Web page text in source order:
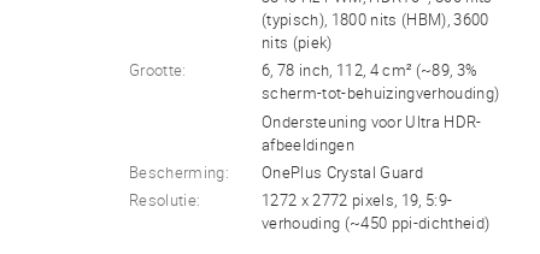
(typisch), 1800 nits (HBM), 3600
nits (piek)
Grootte:
6, 78 inch, 112, 4 cm² (~89, 3%
scherm-tot-behuizingverhouding)
Ondersteuning voor Ultra HDR-
afbeeldingen
Bescherming:
OnePlus Crystal Guard
Resolutie:
1272 x 2772 pixels, 19, 5:9-
verhouding (~450 ppi-dichtheid)